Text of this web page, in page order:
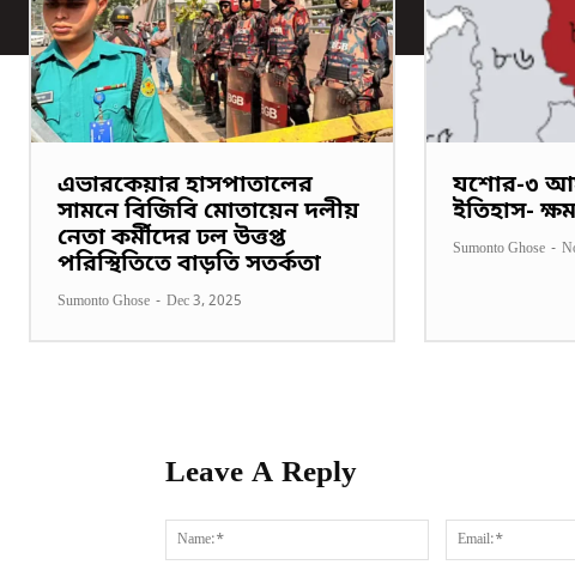
এভারকেয়ার হাসপাতালের
সামনে বিজিবি মোতায়েন দলীয়
নেতা কর্মীদের ঢল উত্তপ্ত
পরিস্থিতিতে বাড়তি সতর্কতা
Sumonto Ghose - Dec 3, 2025
যশোর-৩
ইতিহাস-
Sumonto Ghose -
Leave A Reply
Name:*